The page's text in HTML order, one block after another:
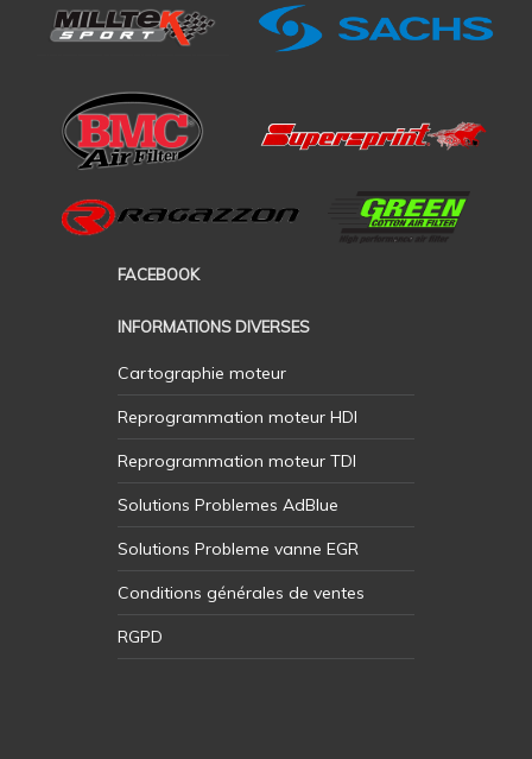
FACEBOOK
INFORMATIONS DIVERSES
Cartographie moteur
Reprogrammation moteur HDI
Reprogrammation moteur TDI
Solutions Problemes AdBlue
Solutions Probleme vanne EGR
Conditions générales de ventes
RGPD